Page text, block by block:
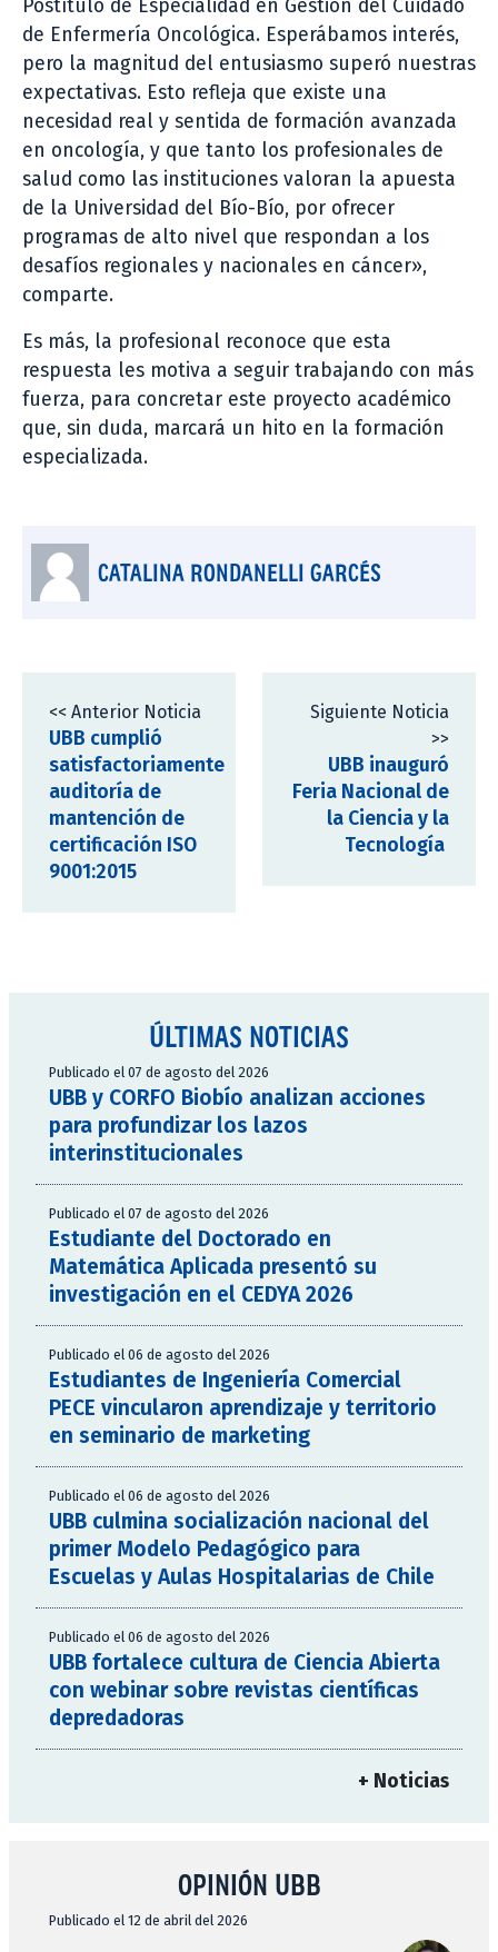
Postítulo de Especialidad en Gestión del Cuidado
de Enfermería Oncológica. Esperábamos interés,
pero la magnitud del entusiasmo superó nuestras
expectativas. Esto refleja que existe una
necesidad real y sentida de formación avanzada
en oncología, y que tanto los profesionales de
salud como las instituciones valoran la apuesta
de la Universidad del Bío-Bío, por ofrecer
programas de alto nivel que respondan a los
desafíos regionales y nacionales en cáncer»,
comparte.
Es más, la profesional reconoce que esta
respuesta les motiva a seguir trabajando con más
fuerza, para concretar este proyecto académico
que, sin duda, marcará un hito en la formación
especializada.
CATALINA RONDANELLI GARCÉS
<< Anterior Noticia
UBB cumplió
satisfactoriamente
auditoría de
mantención de
certificación ISO
9001:2015
Siguiente Noticia
>>
UBB inauguró
Feria Nacional de
la Ciencia y la
Tecnología
ÚLTIMAS NOTICIAS
Publicado el 07 de agosto del 2026
UBB y CORFO Biobío analizan acciones
para profundizar los lazos
interinstitucionales
Publicado el 07 de agosto del 2026
Estudiante del Doctorado en
Matemática Aplicada presentó su
investigación en el CEDYA 2026
Publicado el 06 de agosto del 2026
Estudiantes de Ingeniería Comercial
PECE vincularon aprendizaje y territorio
en seminario de marketing
Publicado el 06 de agosto del 2026
UBB culmina socialización nacional del
primer Modelo Pedagógico para
Escuelas y Aulas Hospitalarias de Chile
Publicado el 06 de agosto del 2026
UBB fortalece cultura de Ciencia Abierta
con webinar sobre revistas científicas
depredadoras
+ Noticias
OPINIÓN UBB
Publicado el 12 de abril del 2026